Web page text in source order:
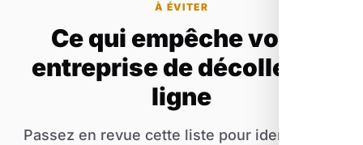
À ÉVITER
Ce qui empêche votre
entreprise de décoller en
ligne
Passez en revue cette liste pour identifier ce